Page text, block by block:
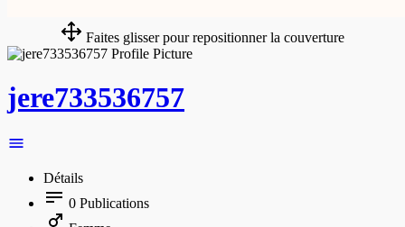
Faites glisser pour repositionner la couverture
jere733536757
Détails
0 Publications